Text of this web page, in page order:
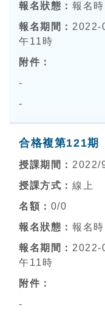
報名
2022-
午11時
-
-
合格複第121期
2022/
線上
0/0
報名
2022-
午11時
-